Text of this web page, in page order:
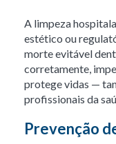
A limpeza
estético ou
morte evitável
corretamente,
protege vidas —
profissionais da
Prevenção